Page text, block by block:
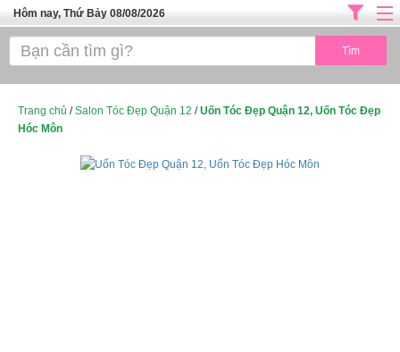
Hôm nay, Thứ Bảy 08/08/2026
Trang chủ
SPA TPHCM
Trang chủ /Salon Tóc Đẹp Quận 12 /Uốn Tóc Đẹp Quận 12, Uốn Tóc Đẹp
Hóc Môn